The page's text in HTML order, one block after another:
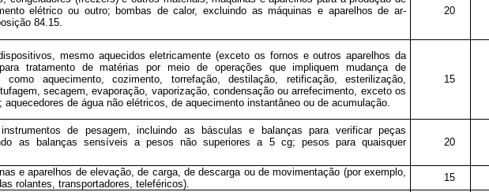
elétrico ou outro; bombas de calor, excluindo as máquinas e aparelhos de ar-
84.15.
20
mesmo aquecidos eletricamente (exceto os fornos e outros aparelhos da
tratamento de matérias por meio de operações que impliquem mudança de
como aquecimento, cozimento, torrefação, destilação, retificação, esterilização,
secagem, evaporação, vaporização, condensação ou arrefecimento, exceto os
aquecedores de água não elétricos, de aquecimento instantâneo ou de acumulação.
15
de pesagem, incluindo as básculas e balanças para verificar peças
as balanças sensíveis a pesos não superiores a 5 cg; pesos para quaisquer
20
e aparelhos de elevação, de carga, de descarga ou de movimentação (por exemplo,
rolantes, transportadores, teleféricos).
15